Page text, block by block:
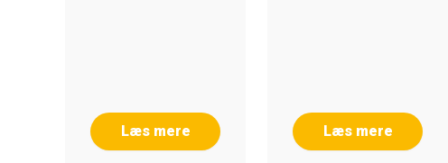
Læs mere Læs mere